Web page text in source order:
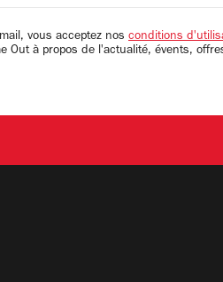
vous acceptez nos conditions
Out à propos de l'actualité, évents,